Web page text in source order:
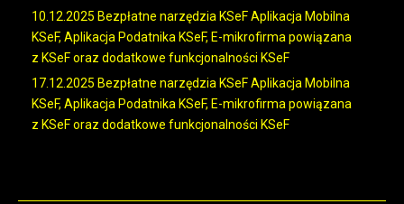
10.12.2025 Bezpłatne narzędzia KSeF Aplikacja Mobilna
KSeF, Aplikacja Podatnika KSeF, E-mikrofirma powiązana
z KSeF oraz dodatkowe funkcjonalności KSeF
17.12.2025 Bezpłatne narzędzia KSeF Aplikacja Mobilna
KSeF, Aplikacja Podatnika KSeF, E-mikrofirma powiązana
z KSeF oraz dodatkowe funkcjonalności KSeF